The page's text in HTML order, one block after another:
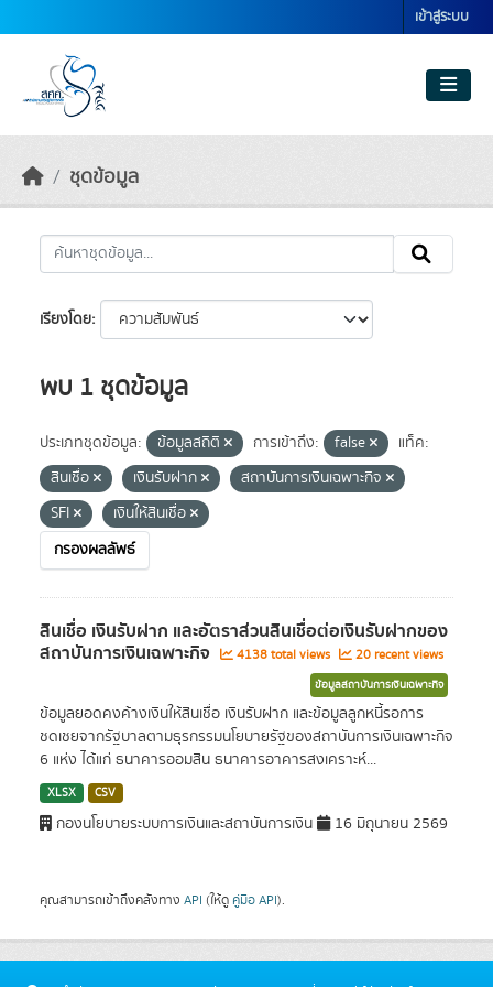
เข้าสู่ระบบ
ชุดข้อมูล
เรียงโดย
พบ 1 ชุดข้อมูล
ประเภทชุดข้อมูล: ข้อมูลสถิติ การเข้าถึง: false
แท็ค:
สินเชื่อ
เงินรับฝาก
สถาบันการเงินเฉพาะกิจ
SFI
เงินให้สินเชื่อ
กรองผลลัพธ์
สินเชื่อ เงินรับฝาก และอัตราส่วนสินเชื่อต่อเงินรับฝากของ
สถาบันการเงินเฉพาะกิจ 4138 total views 20 recent views
ข้อมูลสถาบันการเงินเฉพาะกิจ
ข้อมูลยอดคงค้างเงินให้สินเชื่อ เงินรับฝาก และข้อมูลลูกหนี้รอการ
ชดเชยจากรัฐบาลตามธุรกรรมนโยบายรัฐของสถาบันการเงินเฉพาะกิจ
6 แห่ง ได้แก่ ธนาคารออมสิน ธนาคารอาคารสงเคราะห์...
XLSX CSV
กองนโยบายระบบการเงินและสถาบันการเงิน 16 มิถุนายน 2569
คุณสามารถเข้าถึงคลังทาง API (ให้ดู คู่มือ API).